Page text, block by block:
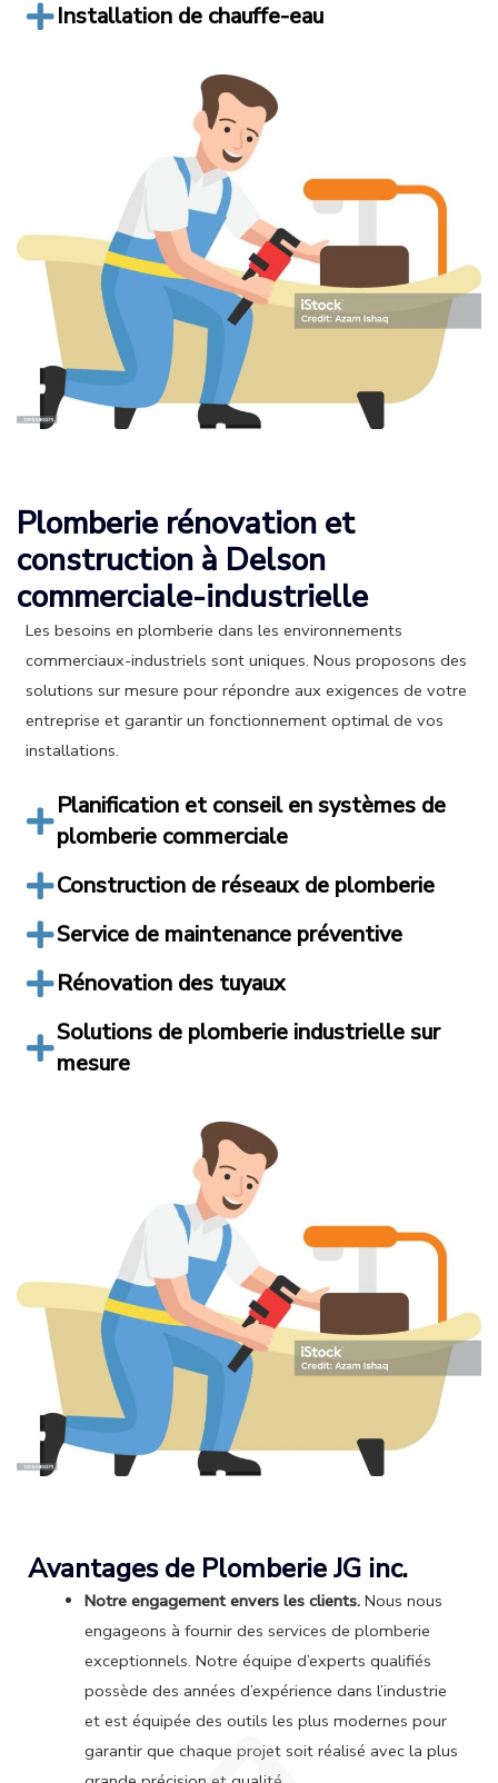
Installation de chauffe-eau
Plomberie rénovation et
construction à Delson
commerciale-industrielle
Les besoins en plomberie dans les environnements
commerciaux-industriels sont uniques. Nous proposons des
solutions sur mesure pour répondre aux exigences de votre
entreprise et garantir un fonctionnement optimal de vos
installations.
Planification et conseil en systèmes de
plomberie commerciale
Construction de réseaux de plomberie
Service de maintenance préventive
Rénovation des tuyaux
Solutions de plomberie industrielle sur
mesure
Avantages de Plomberie JG inc.
Notre engagement envers les clients. Nous nous
engageons à fournir des services de plomberie
exceptionnels. Notre équipe d’experts qualifiés
possède des années d’expérience dans l’industrie
et est équipée des outils les plus modernes pour
garantir que chaque projet soit réalisé avec la plus